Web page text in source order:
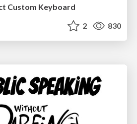
Custom Keyboard
2 830